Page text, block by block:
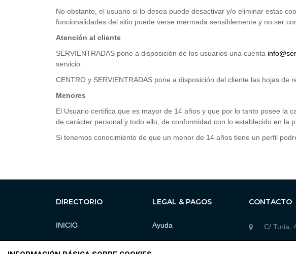
No obstante, el usuario si lo desea puede desactivar y/o eliminar estas
funcionalidades del sitio puede verse mermada sensiblemente y no ser
Atención al cliente
SERVIENTRADAS pone a disposición de los usuarios una cuenta
servicio.
CENTRO y SERVIENTRADAS pone a disposición del cliente las hojas de
Menores
El Usuario certifica que es mayor de 14 años y que por lo tanto posee la
de carácter personal y todo ello, de conformidad con lo establecido en la
Si tenemos conocimiento de que un menor de 14 años tiene un perfil
DIRECTORIO
INICIO
LEGAL & PAGOS
Ayuda
CONTACTO
C/ Turia,